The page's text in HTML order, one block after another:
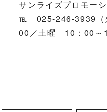
サンライズプロモー
℡ 025-246-3939（
00／土曜 10：00～